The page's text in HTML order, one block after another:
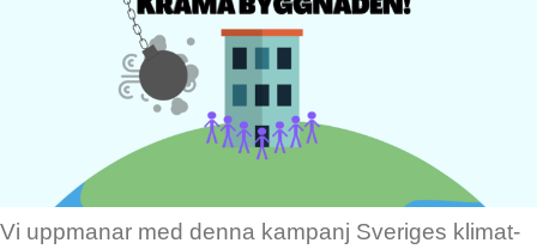
Vi uppmanar med denna kampanj Sveriges klimat-